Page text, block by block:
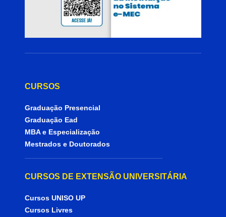
CURSOS
Graduação Presencial
Graduação Ead
MBA e Especialização
Mestrados e Doutorados
CURSOS DE EXTENSÃO UNIVERSITÁRIA
Cursos UNISO UP
Cursos Livres